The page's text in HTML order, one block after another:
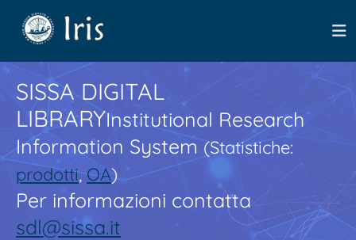
SISSA DIGITAL
LIBRARYInstitutional Research
Information System(Statistiche:
prodotti,OA)
Per informazioni contatta
sdl@sissa.it